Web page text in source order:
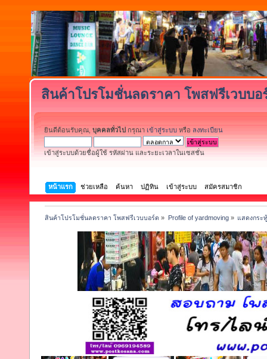
สินค้าโปรโมชั่นลดราคา โพสฟรีเวบบอ
ยินดีต้อนรับคุณ, บุคคลทั่วไป กรุณา เข้าสู่ระบบ หรือ ลงทะเบียน
เข้าสู่ระบบด้วยชื่อผู้ใช้ รหัสผ่าน และระยะเวลาในเซสชั่น
หน้าแรก ช่วยเหลือ ค้นหา ปฏิทิน เข้าสู่ระบบ สมัครสมาชิก
สินค้าโปรโมชั่นลดราคา โพสฟรีเวบบอร์ด » Profile of yardmoving» แสดงกระทู้